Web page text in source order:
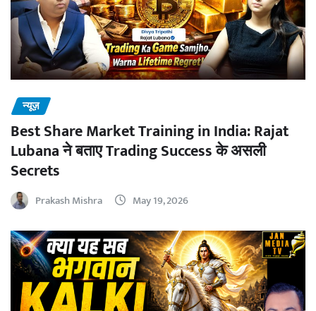
न्यूज़
Best Share Market Training in India: Rajat
Lubana ने बताए Trading Success के असली
Secrets
Prakash Mishra May 19, 2026